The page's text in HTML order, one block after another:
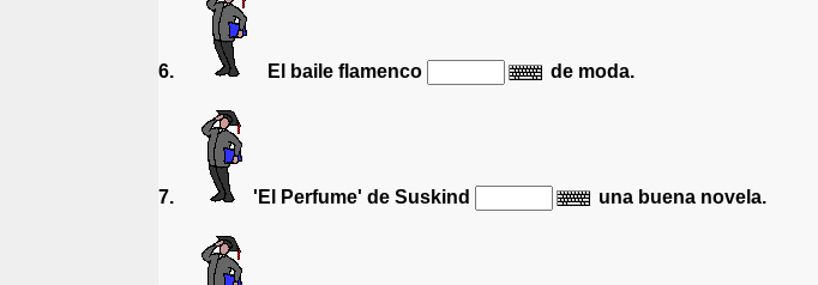
6. El baile flamenco de moda.
7. 'El Perfume' de Suskind una buena novela.